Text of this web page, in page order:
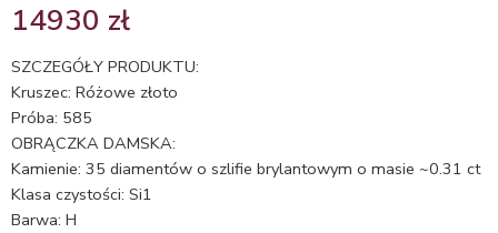
14930 zł
SZCZEGÓŁY PRODUKTU:
Kruszec: Różowe złoto
Próba: 585
OBRĄCZKA DAMSKA:
Kamienie: 35 diamentów o szlifie brylantowym o masie ~0.31 ct
Klasa czystości: Si1
Barwa: H